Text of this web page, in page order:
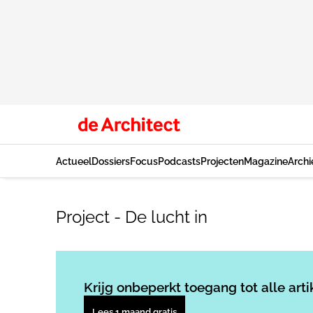
ActueelDossiersFocusPodcastsProjectenMagazine
Project - De lucht in
Krijg onbeperkt toegang tot alle